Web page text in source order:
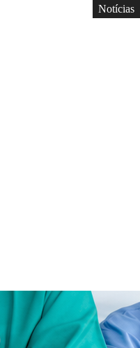
Notícias
Notícias
Notícias
Notícias